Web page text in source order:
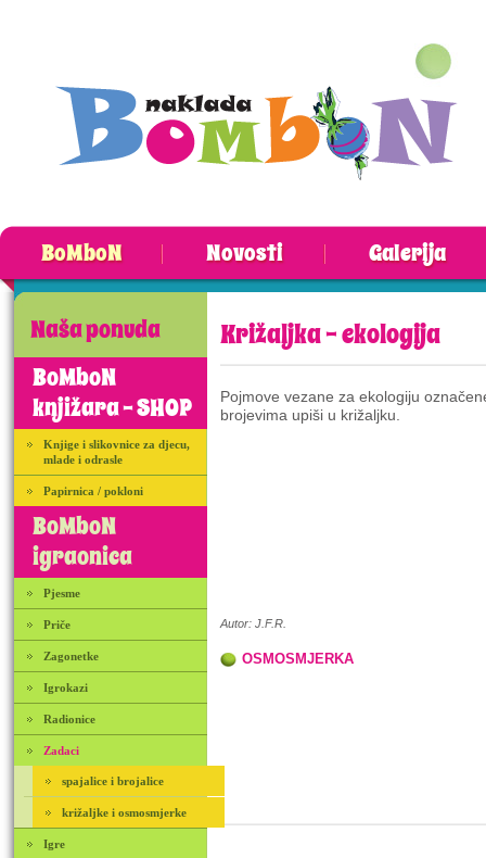
BoMboN Novosti Galerija
Naša ponuda
BoMboN
knjižara - SHOP
Knjige i slikovnice za djecu,
mlade i odrasle
Papirnica / pokloni
BoMboN
igraonica
Pjesme
Priče
Zagonetke
Igrokazi
Radionice
Zadaci
spajalice i brojalice
križaljke i osmosmjerke
Igre
Križaljka - ekologija
Pojmove vezane za ekologiju
brojevima upiši u križaljku.
Autor: J.F.R.
OSMOSMJERKA